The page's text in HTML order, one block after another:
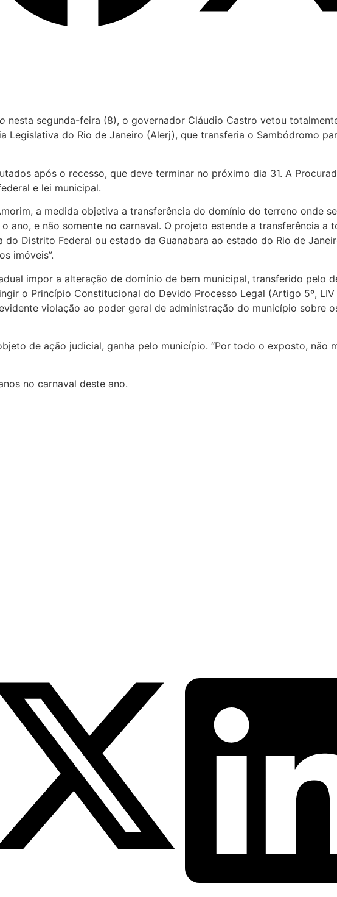
nesta segunda-feira (8), o governador Cláudio Castro vetou
Legislativa do Rio de Janeiro (Alerj), que transferia o Sambódromo
após o recesso, que deve terminar no próximo dia 31. A
e lei municipal.
a medida objetiva a transferência do domínio do terreno onde
ano, e não somente no carnaval. O projeto estende a transferência
Distrito Federal ou estado da Guanabara ao estado do Rio de
imóveis”.
impor a alteração de domínio de bem municipal, transferido pelo
o Princípio Constitucional do Devido Processo Legal (Artigo 5º,
violação ao poder geral de administração do município
de ação judicial, ganha pelo município. “Por todo o exposto,
no carnaval deste ano.